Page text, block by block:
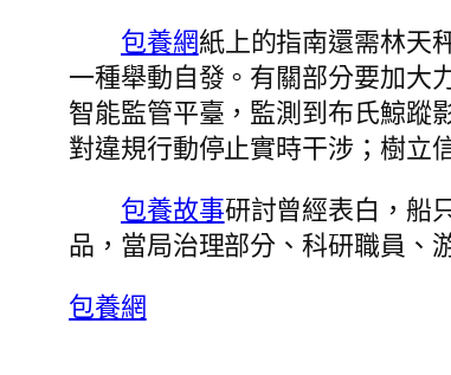
包養網紙上的指南還需林天
一種舉動自發。有關部分要加大
智能監管平臺，監測到布氏鯨蹤
對違規行動停止實時干涉；樹立
包養故事研討曾經表白，船
品，當局治理部分、科研職員、
包養網